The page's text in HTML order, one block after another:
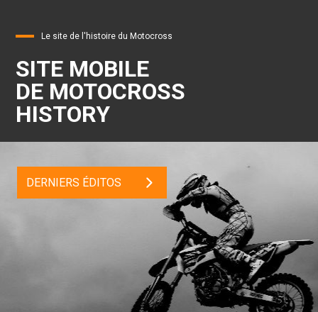
Le site de l'histoire du Motocross
SITE MOBILE
DE MOTOCROSS
HISTORY
DERNIERS ÉDITOS